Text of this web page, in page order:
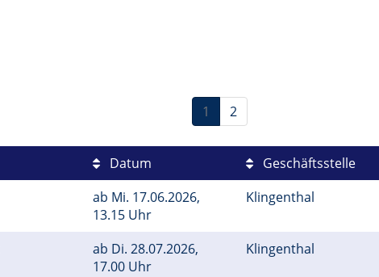
1 2
Datum Geschäftsstelle
ab Mi. 17.06.2026,
13.15 Uhr
Klingenthal
ab Di. 28.07.2026,
17.00 Uhr
Klingenthal